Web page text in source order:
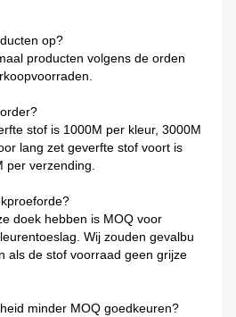
op?
producten volgens de orden
stof is 1000M per kleur, 3000M
lang zet geverfte stof voort is
per verzending.
doek hebben is MOQ voor
Wij zouden gevalbu
als de stof voorraad geen grijze
minder MOQ goedkeuren?